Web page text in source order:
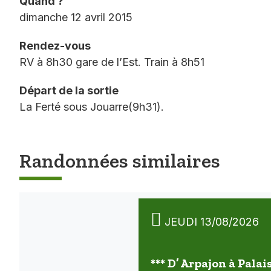
dimanche 12 avril 2015
Rendez-vous
RV à 8h30 gare de l’Est. Train à 8h51
Départ de la sortie
La Ferté sous Jouarre(9h31).
Randonnées similaires
JEUDI 13/08/2026
*** D’ Arpajon à